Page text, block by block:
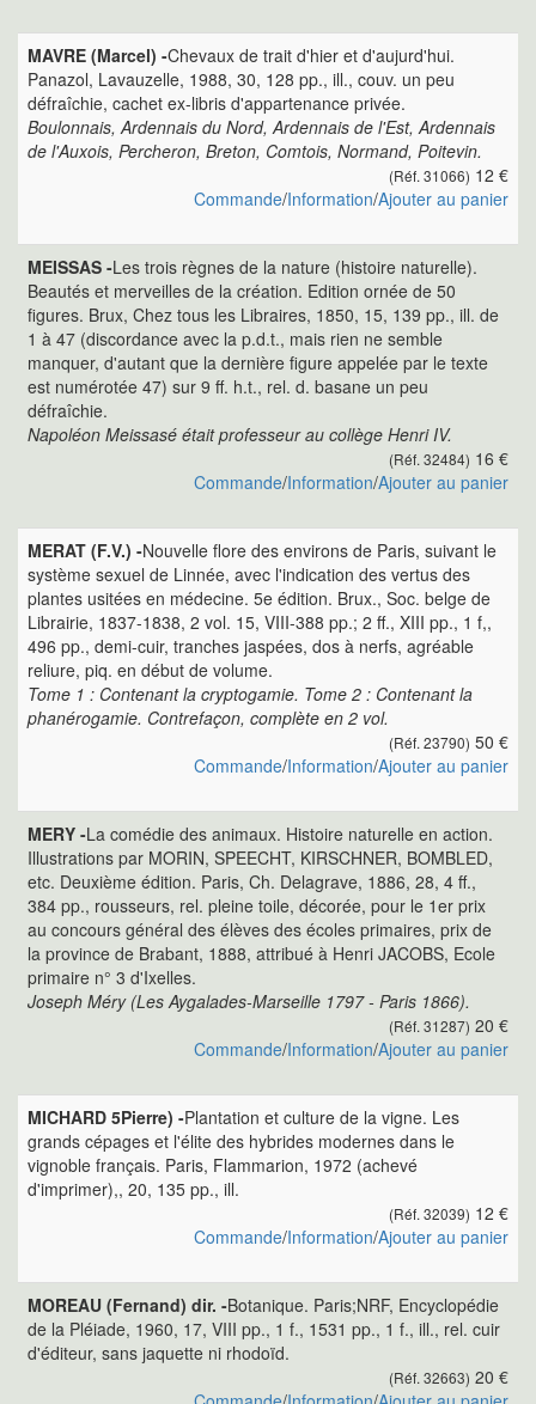
MAVRE (Marcel) -Chevaux de trait d'hier et d'aujurd'hui.
Panazol, Lavauzelle, 1988, 30, 128 pp., ill., couv. un peu
défraîchie, cachet ex-libris d'appartenance privée.
Boulonnais, Ardennais du Nord, Ardennais de l'Est, Ardennais
de l'Auxois, Percheron, Breton, Comtois, Normand, Poitevin.
(Réf. 31066) 12 €
Commande/Information/Ajouter au panier
MEISSAS -Les trois règnes de la nature (histoire naturelle).
Beautés et merveilles de la création. Edition ornée de 50
figures. Brux, Chez tous les Libraires, 1850, 15, 139 pp., ill. de
1 à 47 (discordance avec la p.d.t., mais rien ne semble
manquer, d'autant que la dernière figure appelée par le texte
est numérotée 47) sur 9 ff. h.t., rel. d. basane un peu
défraîchie.
Napoléon Meissasé était professeur au collège Henri IV.
(Réf. 32484) 16 €
Commande/Information/Ajouter au panier
MERAT (F.V.) -Nouvelle flore des environs de Paris, suivant le
système sexuel de Linnée, avec l'indication des vertus des
plantes usitées en médecine. 5e édition. Brux., Soc. belge de
Librairie, 1837-1838, 2 vol. 15, VIII-388 pp.; 2 ff., XIII pp., 1 f,,
496 pp., demi-cuir, tranches jaspées, dos à nerfs, agréable
reliure, piq. en début de volume.
Tome 1 : Contenant la cryptogamie. Tome 2 : Contenant la
phanérogamie. Contrefaçon, complète en 2 vol.
(Réf. 23790) 50 €
Commande/Information/Ajouter au panier
MERY -La comédie des animaux. Histoire naturelle en action.
Illustrations par MORIN, SPEECHT, KIRSCHNER, BOMBLED,
etc. Deuxième édition. Paris, Ch. Delagrave, 1886, 28, 4 ff.,
384 pp., rousseurs, rel. pleine toile, décorée, pour le 1er prix
au concours général des élèves des écoles primaires, prix de
la province de Brabant, 1888, attribué à Henri JACOBS, Ecole
primaire n° 3 d'Ixelles.
Joseph Méry (Les Aygalades-Marseille 1797 - Paris 1866).
(Réf. 31287) 20 €
Commande/Information/Ajouter au panier
MICHARD 5Pierre) -Plantation et culture de la vigne. Les
grands cépages et l'élite des hybrides modernes dans le
vignoble français. Paris, Flammarion, 1972 (achevé
d'imprimer),, 20, 135 pp., ill.
(Réf. 32039) 12 €
Commande/Information/Ajouter au panier
MOREAU (Fernand) dir. -Botanique. Paris;NRF, Encyclopédie
de la Pléiade, 1960, 17, VIII pp., 1 f., 1531 pp., 1 f., ill., rel. cuir
d'éditeur, sans jaquette ni rhodoïd.
(Réf. 32663) 20 €